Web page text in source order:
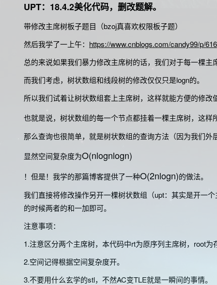
UPT：18.4.2美化代码，删改题解。
带修改主席树板子题目（bzoj真喜欢权限板子题）
然后我学了一上午： https://www.cnblogs.com/candy99/p/
总的来说如果我们暴力修改主席树的话，我们对于每一棵
而我们考虑，树状数组和线段树的修改仅仅只是logn的。
所以我们试着让树状数组套上主席树，这样就能方便的修改
也就是说，树状数组的每一个节点都挂着一棵主席树，这样
那么查询也很简单，就是树状数组的查询方法（因为我们
显然空间复杂度为O(nlognlogn)
！但是！我学的那篇博客提供了一种O(2nlogn)的做法。
我们直接将修改操作另开一棵树状数组（upt：其实是开一
的时候两者的和一加即可。
注意事项：
1.注意区分两个主席树，本代码中rt为原序列主席树，root为
2.空间记得根据空间复杂度开。
3.不要用什么玄学的stl，不然AC变TLE就是一瞬间的事情。